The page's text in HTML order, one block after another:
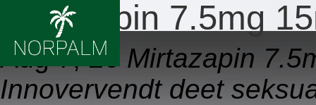
Mirtazapin 7.5mg
Aug 7, 26 Mirtazapin
Innovervendt deet